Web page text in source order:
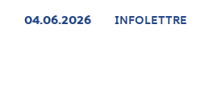
04.06.2026 INFOLETTRE